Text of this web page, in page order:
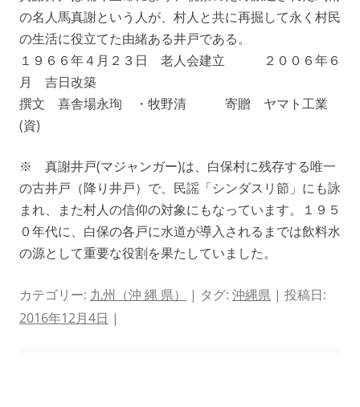
の名人馬真謝という人が、村人と共に再掘して永く村民
の生活に役立てた由緒ある井戸である。
１９６６年４月２３日 老人会建立 ２００６年６
月 吉日改築
撰文 喜舎場永珣 ・牧野清 寄贈 ヤマト工業
(資)
※ 真謝井戸(マジャンガー)は、白保村に残存する唯一
の古井戸（降り井戸）で、民謡「シンダスリ節」にも詠
まれ、また村人の信仰の対象にもなっています。１９５
０年代に、白保の各戸に水道が導入されるまでは飲料水
の源として重要な役割を果たしていました。
カテゴリー: 九州（沖 縄 県） | タグ: 沖縄県 | 投稿日:
2016年12月4日 |